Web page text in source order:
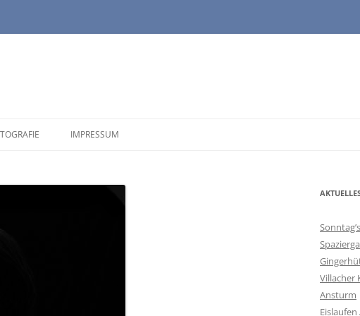
IMPRESSUM
Villacher
Ansturm